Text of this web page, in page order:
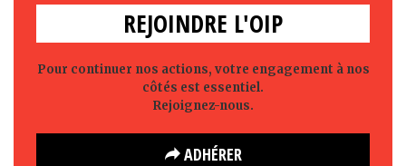
REJOINDRE L'OIP
Pour continuer nos actions, votre engagement à nos
côtés est essentiel.
Rejoignez-nous.
ADHÉRER